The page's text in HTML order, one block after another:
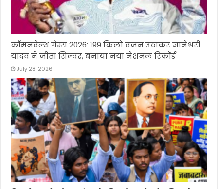
कॉमनवेल्थ गेम्स 2026: 199 किलो वजन उठाकर ज्ञानेश्वरी
यादव ने जीता सिल्वर, बनाया नया नेशनल रिकॉर्ड
July 28, 2026